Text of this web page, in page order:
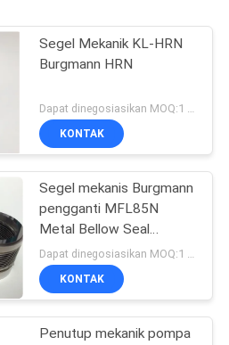
Segel Mekanik KL-HRN
Burgmann HRN
Dapat dinegosiasikan MOQ:1 set
KONTAK
Segel mekanis Burgmann
pengganti MFL85N
Metal Bellow Seal
berkualitas tinggi
Dapat dinegosiasikan MOQ:1 set
KONTAK
Penutup mekanik pompa